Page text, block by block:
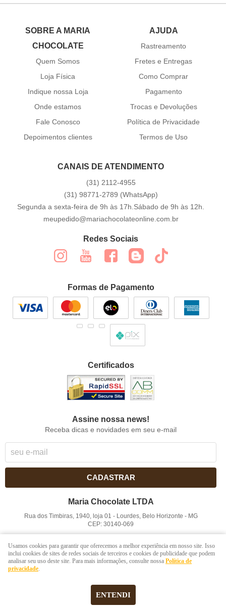
SOBRE A MARIA
CHOCOLATE
Quem Somos
Loja Física
Indique nossa Loja
Onde estamos
Fale Conosco
Depoimentos clientes
AJUDA
Rastreamento
Fretes e Entregas
Como Comprar
Pagamento
Trocas e Devoluções
Política de Privacidade
Termos de Uso
CANAIS DE ATENDIMENTO
(31) 2112-4955
(31) 98771-2789 (WhatsApp)
Segunda a sexta-feira de 9h às 17h.Sábado de 9h às 12h.
meupedido@mariachocolateonline.com.br
Redes Sociais
Formas de Pagamento
Certificados
Assine nossa news!
Receba dicas e novidades em seu e-mail
CADASTRAR
Maria Chocolate LTDA
Rua dos Timbiras, 1940, loja 01 - Lourdes, Belo Horizonte - MG
CEP: 30140-069
LOJA VIRTUAL CRIADA POR
Usamos cookies para garantir que oferecemos a melhor experiência em nosso site. Isso
inclui cookies de sites de redes sociais de terceiros e cookies de publicidade que podem
analisar seu uso deste site. Para mais informações, consulte nossa Política de
privacidade.
ENTENDI